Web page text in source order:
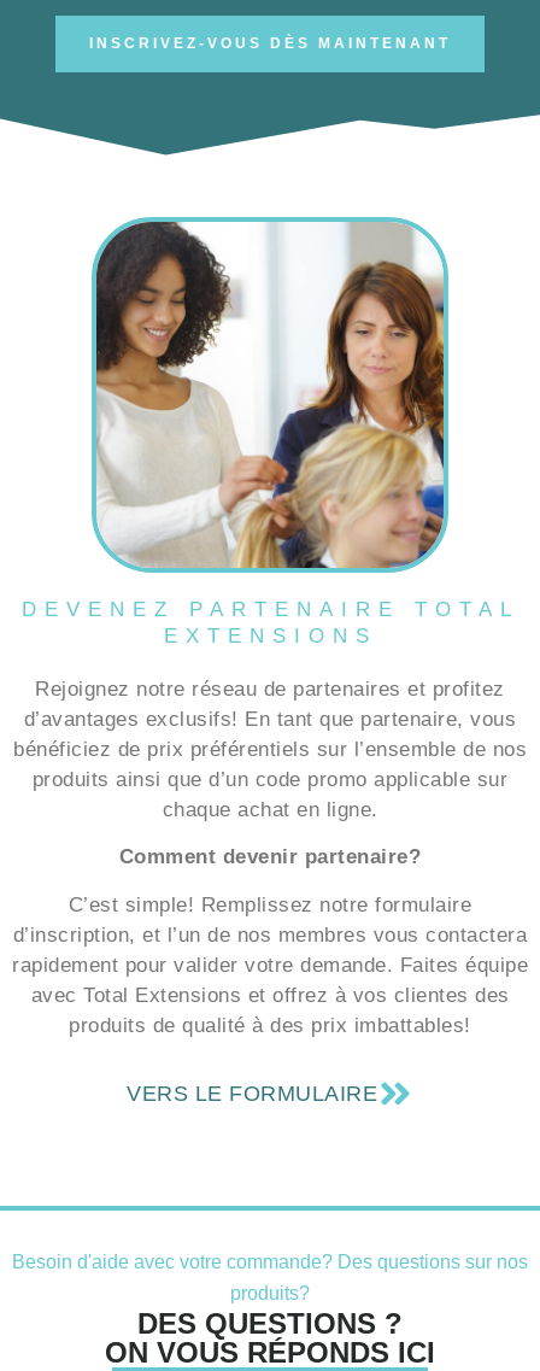
INSCRIVEZ-VOUS DÈS MAINTENANT
DEVENEZ PARTENAIRE TOTAL
EXTENSIONS
Rejoignez notre réseau de partenaires et profitez
d’avantages exclusifs! En tant que partenaire, vous
bénéficiez de prix préférentiels sur l’ensemble de nos
produits ainsi que d’un code promo applicable sur
chaque achat en ligne.
Comment devenir partenaire?
C’est simple! Remplissez notre formulaire
d’inscription, et l’un de nos membres vous contactera
rapidement pour valider votre demande. Faites équipe
avec Total Extensions et offrez à vos clientes des
produits de qualité à des prix imbattables!
VERS LE FORMULAIRE
Besoin d'aide avec votre commande? Des questions sur nos
produits?
DES QUESTIONS ?
ON VOUS RÉPONDS ICI